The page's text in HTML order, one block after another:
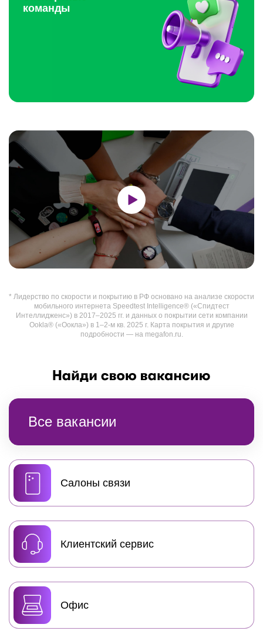
команды
* Лидерство по скорости и покрытию в РФ основано на анализе скорости
мобильного интернета Speedtest Intelligence® («Спидтест
Интеллидженс») в 2017–2025 гг. и данных о покрытии сети компании
Ookla® («Оокла») в 1–2-м кв. 2025 г. Карта покрытия и другие
подробности — на megafon.ru.
Все вакансии
Cалоны связи
Клиентский сервис
Офис